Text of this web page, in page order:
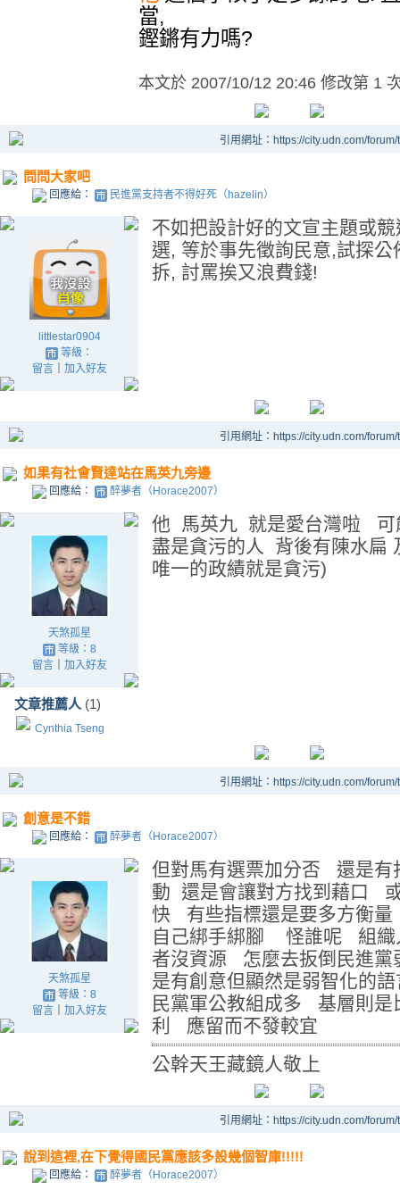
鏗鏘有力嗎?
本文於 2007/10/12 20:46 修改第 1
引用網址：https://city.udn.com/
問問大家吧
回應給： 民進黨支持者不得好死（hazelin）
littlestar0904
等級：
留言｜ 加入好友
不如把設計好的文宣主題或
選, 等於事先徵詢民意,試探
拆, 討罵挨又浪費錢!
引用網址：https://city.udn.com/
如果有社會賢達站在馬英九旁邊
回應給： 醉夢者（Horace2007）
天煞孤星
等級：8
留言｜ 加入好友
文章推薦人 (1)
Cynthia Tseng
他 馬英九 就是愛台灣啦
盡是貪污的人 背後有陳水扁
唯一的政績就是貪污)
引用網址：https://city.udn.com/
創意是不錯
回應給： 醉夢者（Horace2007）
天煞孤星
等級：8
留言｜ 加入好友
但對馬有選票加分否 還是有
動 還是會讓對方找到藉口
快 有些指標還是要多方衡
自己綁手綁腳 怪誰呢 組織
者沒資源 怎麼去扳倒民進
是有創意但顯然是弱智化的
民黨軍公教組成多 基層則
利 應留而不發較宜
公幹天王藏鏡人敬上
引用網址：https://city.udn.com/
說到這裡,在下覺得國民黨應該多設幾個智庫!!!!!
回應給： 醉夢者（Horace2007）